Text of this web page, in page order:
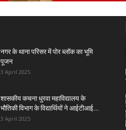
नगर के थाना परिसर में पोर ब्लॉक का भूमि
पूजन
3 April 2025
शासकीय कचना धुरवा महाविद्यालय के
भौतिकी विभाग के विद्यार्थियों ने आईटीआई...
3 April 2025